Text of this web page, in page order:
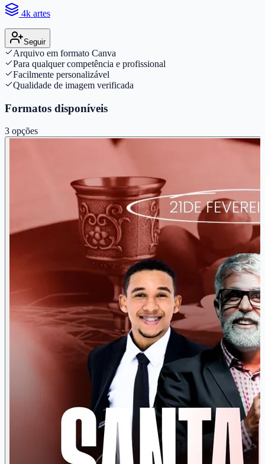
4k artes
Seguir
Arquivo em formato Canva
Para qualquer competência e profissional
Facilmente personalizável
Qualidade de imagem verificada
Formatos disponíveis
3 opções